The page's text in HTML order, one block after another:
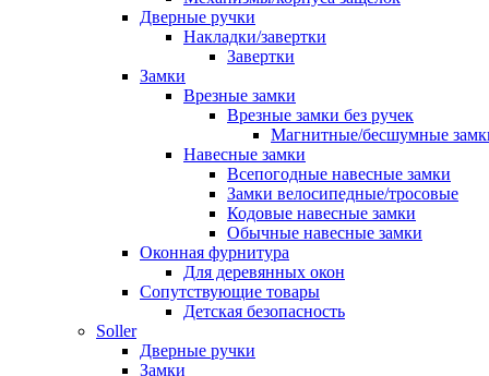
Дверные ручки
Накладки/завертки
Завертки
Замки
Врезные замки
Врезные замки без ручек
Магнитные/бесшумные
Навесные замки
Всепогодные навесные замки
Замки велосипедные/тросовые
Кодовые навесные замки
Обычные навесные замки
Оконная фурнитура
Для деревянных окон
Сопутствующие товары
Детская безопасность
Soller
Дверные ручки
Замки